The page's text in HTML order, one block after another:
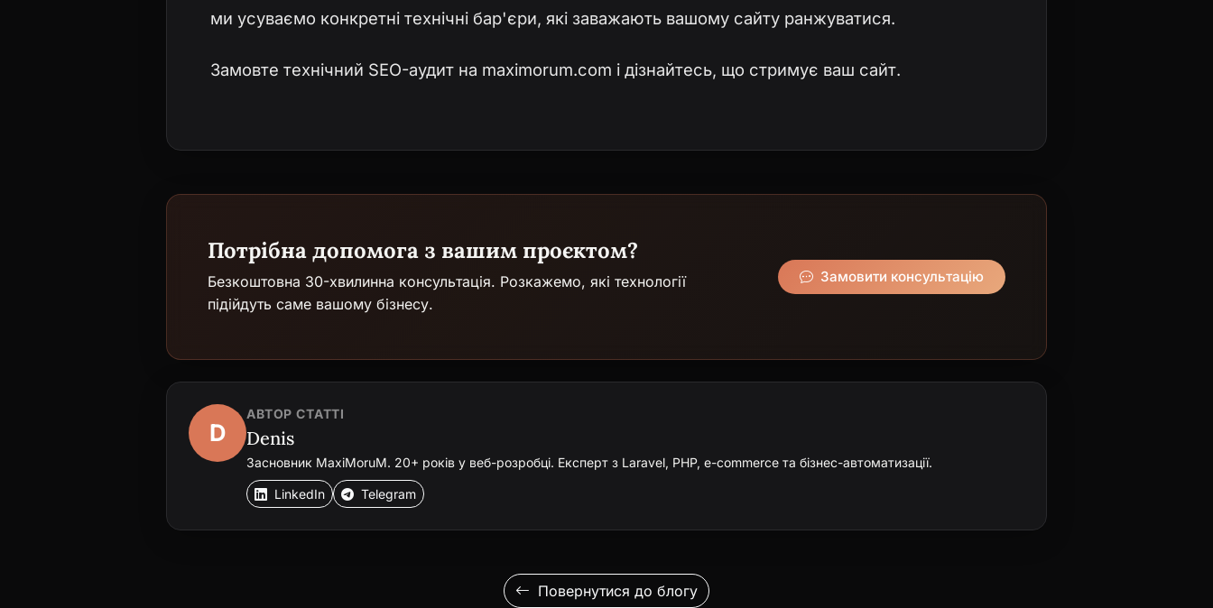
ми усуваємо конкретні технічні бар'єри, які заважають вашому сайту ранжуватися.
Замовте технічний SEO-аудит на maximorum.com і дізнайтесь, що стримує ваш сайт.
Потрібна допомога з вашим проєктом?
Безкоштовна 30-хвилинна консультація. Розкажемо, які технології
підійдуть саме вашому бізнесу.
Замовити консультацію
D
АВТОР СТАТТІ
Denis
Засновник MaxiMoruM. 20+ років у веб-розробці. Експерт з Laravel, PHP, e-commerce та бізнес-автоматизації.
LinkedIn Telegram
Повернутися до блогу